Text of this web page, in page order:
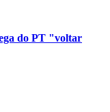
do PT "voltar